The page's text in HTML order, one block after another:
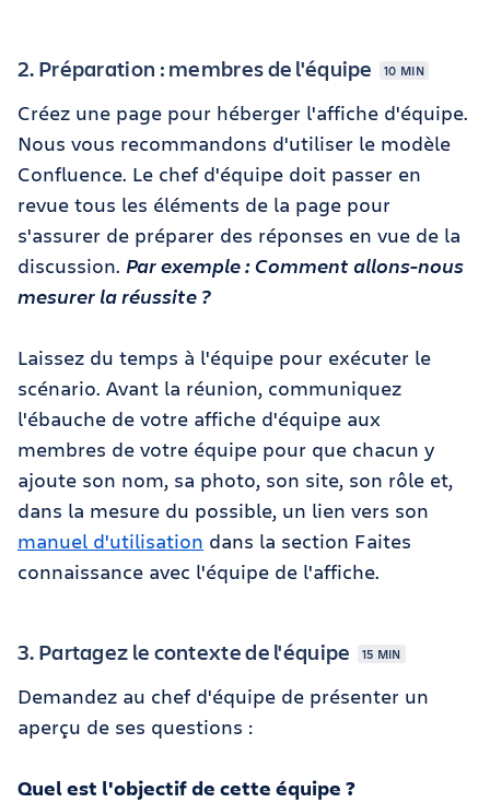
2. Préparation : membres de l'équipe 10 MIN
Créez une page pour héberger l'affiche d'équipe.
Nous vous recommandons d'utiliser le modèle
Confluence. Le chef d'équipe doit passer en
revue tous les éléments de la page pour
s'assurer de préparer des réponses en vue de la
discussion. Par exemple : Comment allons-nous
mesurer la réussite ?
Laissez du temps à l'équipe pour exécuter le
scénario. Avant la réunion, communiquez
l'ébauche de votre affiche d'équipe aux
membres de votre équipe pour que chacun y
ajoute son nom, sa photo, son site, son rôle et,
dans la mesure du possible, un lien vers son
manuel d'utilisation dans la section Faites
connaissance avec l'équipe de l'affiche.
3. Partagez le contexte de l'équipe 15 MIN
Demandez au chef d'équipe de présenter un
aperçu de ses questions :
Quel est l'objectif de cette équipe ?